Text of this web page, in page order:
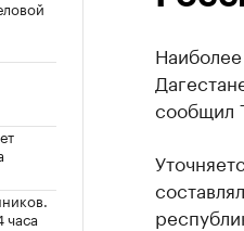
часа
сообщил